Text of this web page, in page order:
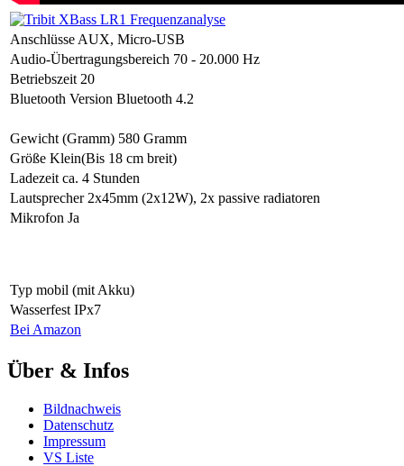
Anschlüsse AUX, Micro-USB
Audio-Übertragungsbereich 70 - 20.000 Hz
Betriebszeit 20
Bluetooth Version Bluetooth 4.2
Gewicht (Gramm) 580 Gramm
Größe Klein(Bis 18 cm breit)
Ladezeit ca. 4 Stunden
Lautsprecher2x45mm (2x12W), 2x passive radiatoren
Mikrofon Ja
Typ mobil (mit Akku)
Wasserfest IPx7
Bei Amazon
Über & Infos
Bildnachweis
Datenschutz
Impressum
VS Liste